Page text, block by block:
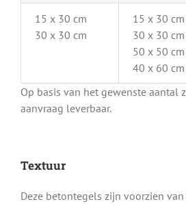
15 x 30 cm
30 x 30 cm
15 x 30 cm
30 x 30 cm
50 x 50 cm
40 x 60 cm
Op basis van het gewenste aantal
aanvraag leverbaar.
Textuur
Deze betontegels zijn voorzien